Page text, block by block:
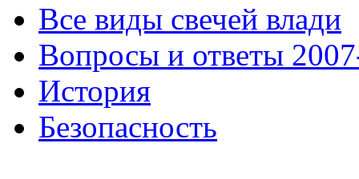
Все виды свечей влади
Вопросы и ответы
История
Безопасность